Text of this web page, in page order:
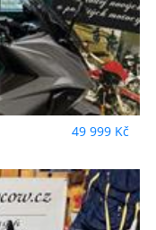
49 999 Kč